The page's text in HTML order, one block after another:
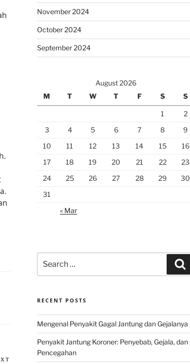
November 2024
October 2024
September 2024
August 2026
M
T W T F S S
1
2
3
4 5 6 7 8
9
10
11 12 13 14 15
16
17
18 19 20 21 22
23
24
25 26 27 28 29
30
31
« Mar
for:
RECENT POSTS
Mengenal Penyakit Gagal Jantung dan Gejalanya
Penyakit Jantung Koroner: Penyebab, Gejala, dan
Pencegahan